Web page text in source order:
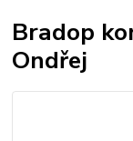
Bradop
Ondřej